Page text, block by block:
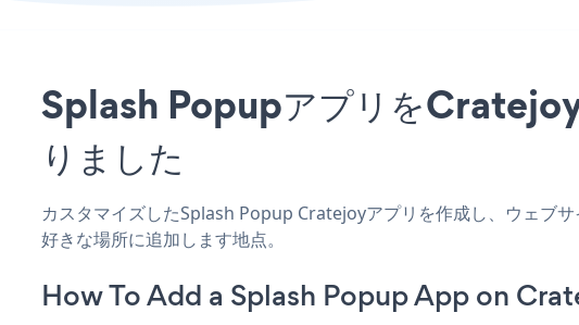
Splash PopupアプリをCratejoy
りました
カスタマイズしたSplash Popup Cratejoyアプリを作成し、ウェブ
好きな場所に追加します地点。
How To Add a Splash Popup App on